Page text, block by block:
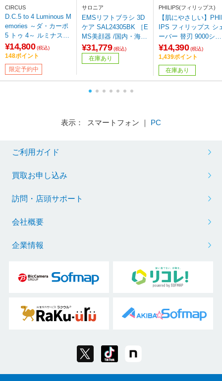
CIRCUS
D.C.5 to 4 Luminous M
emories ～ダ・カーポ
5 トゥ 4～ ルミナスメ
モリーズ 豪華限定版
【PCゲームソフト】
¥14,800 (税込)
148ポイント
限定予約中
サロニア
EMSリフトブラシ 3D
ケア SAL24305BK ［E
MS美顔器 /国内・海外
対応］
¥31,779 (税込)
在庫あり
PHILIPS(フィリップス)
【肌にやさしい】
IPS フィリップス シ
ーバー 替刃 9000シリ
ーズ＆コンパクトシ
ーバー 2年分（デュア
ルスティールプレシ
ョン刃） ブラック
92/51 [外刃+内刃セッ
¥14,390 (税込)
1,439ポイント
在庫あり
表示： スマートフォン ｜ PC
ご利用ガイド
買取お申し込み
訪問・店頭サポート
会社概要
企業情報